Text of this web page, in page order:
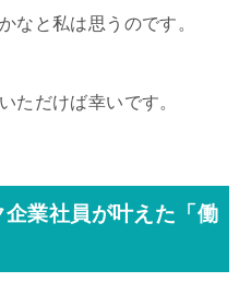
なと私は思うのです。
ただけば幸いです。
業社員が叶えた「働